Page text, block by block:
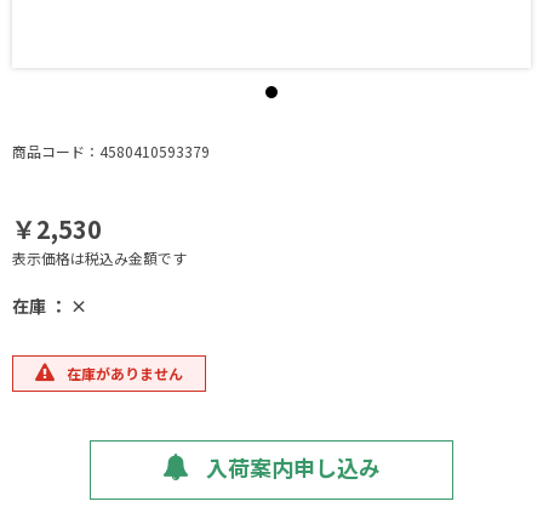
商品コード：4580410593379
￥2,530
表示価格は税込み金額です
在庫 ： ×
在庫がありません
入荷案内申し込み